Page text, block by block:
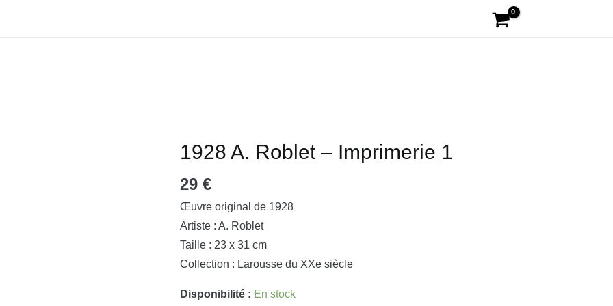
1928 A. Roblet – Imprimerie 1
29€
Œuvre original de 1928
Artiste : A. Roblet
Taille : 23 x 31 cm
Collection : Larousse du XXe siècle
Disponibilité : En stock
quantité
1928
A.
Roblet
-
Imprimerie